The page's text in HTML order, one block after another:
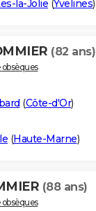
la-Jolie (Yvelines)
(82 ans)
(Côte-d'Or)
(Haute-Marne)
(88 ans)